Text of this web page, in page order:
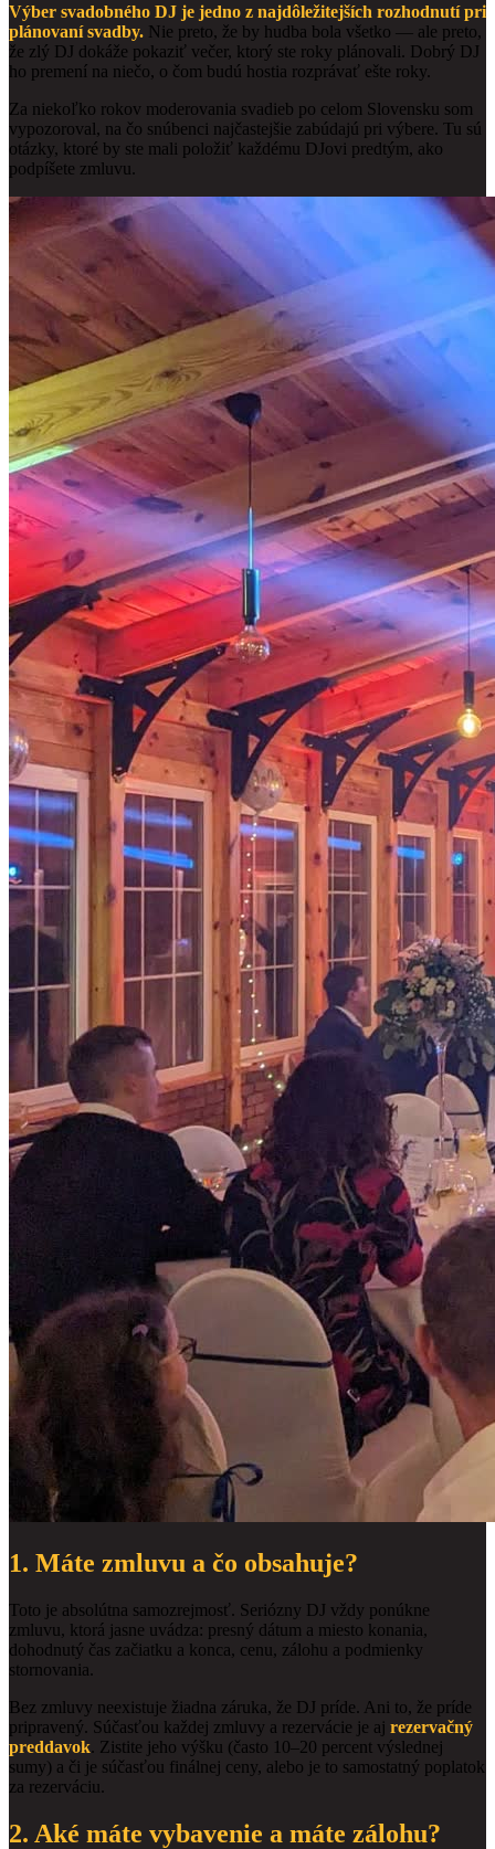
Výber svadobného DJ je jedno z najdôležitejších rozhodnutí pri
plánovaní svadby. Nie preto, že by hudba bola všetko — ale preto,
že zlý DJ dokáže pokaziť večer, ktorý ste roky plánovali. Dobrý DJ
ho premení na niečo, o čom budú hostia rozprávať ešte roky.
Za niekoľko rokov moderovania svadieb po celom Slovensku som
vypozoroval, na čo snúbenci najčastejšie zabúdajú pri výbere. Tu sú
otázky, ktoré by ste mali položiť každému DJovi predtým, ako
podpíšete zmluvu.
1. Máte zmluvu a čo obsahuje?
Toto je absolútna samozrejmosť. Seriózny DJ vždy ponúkne
zmluvu, ktorá jasne uvádza: presný dátum a miesto konania,
dohodnutý čas začiatku a konca, cenu, zálohu a podmienky
stornovania.
Bez zmluvy neexistuje žiadna záruka, že DJ príde. Ani to, že príde
pripravený. Súčasťou každej zmluvy a rezervácie je aj rezervačný
preddavok. Zistite jeho výšku (často 10–20 percent výslednej
sumy) a či je súčasťou finálnej ceny, alebo je to samostatný poplatok
za rezerváciu.
2. Aké máte vybavenie a máte zálohu?